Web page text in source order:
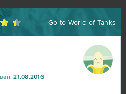
Go to World of Tanks
21.08.2016